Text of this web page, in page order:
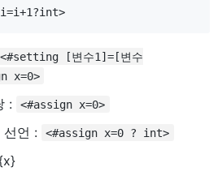
<#setting [변수1]=[변수
x=0>
: <#assign x=0>
선언 : <#assign x=0 ? int>